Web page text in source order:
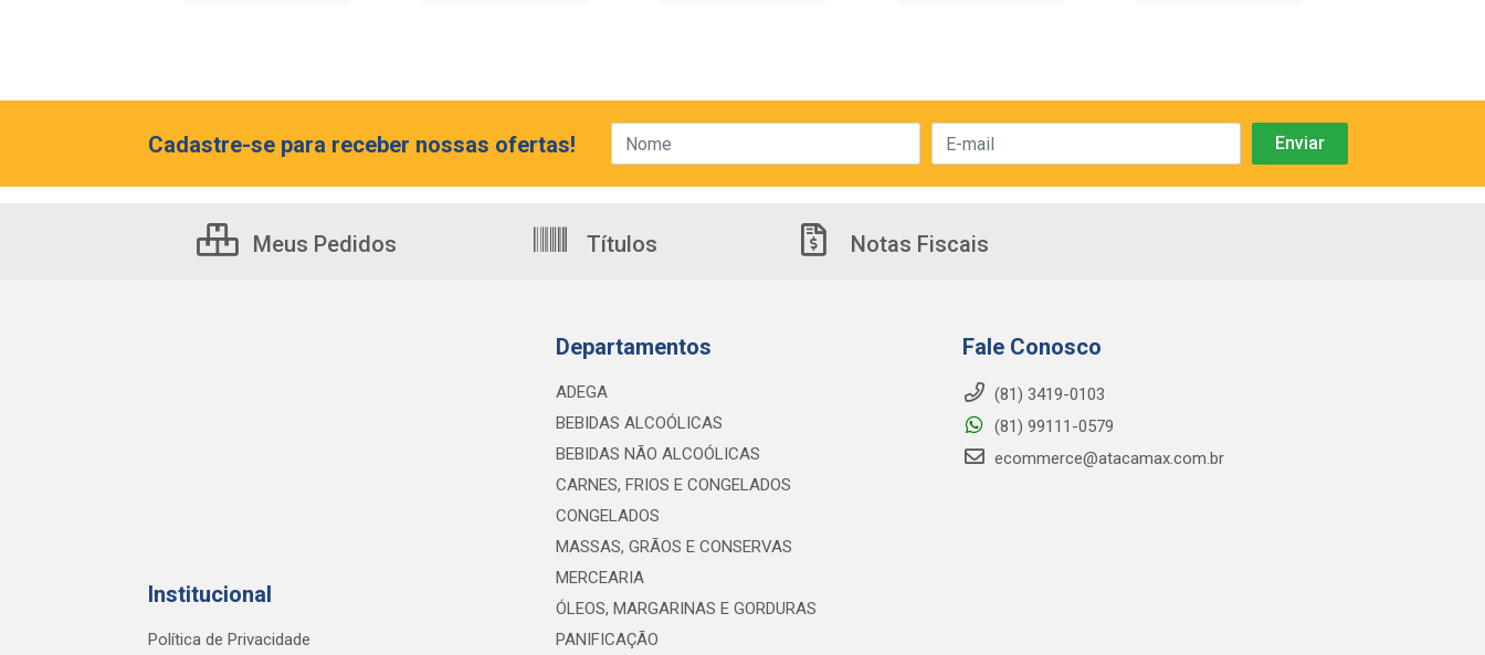
Cadastre-se para receber nossas ofertas!
Meus Pedidos Títulos Notas Fiscais
Institucional
Política de Privacidade
Departamentos
ADEGA
BEBIDAS ALCOÓLICAS
BEBIDAS NÃO ALCOÓLICAS
CARNES, FRIOS E CONGELADOS
CONGELADOS
MASSAS, GRÃOS E CONSERVAS
MERCEARIA
ÓLEOS, MARGARINAS E GORDURAS
PANIFICAÇÃO
Fale Conosco
(81) 3419-0103
(81) 99111-0579
ecommerce@atacamax.com.br